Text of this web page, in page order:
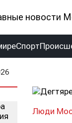
новости
Спорт
Люди